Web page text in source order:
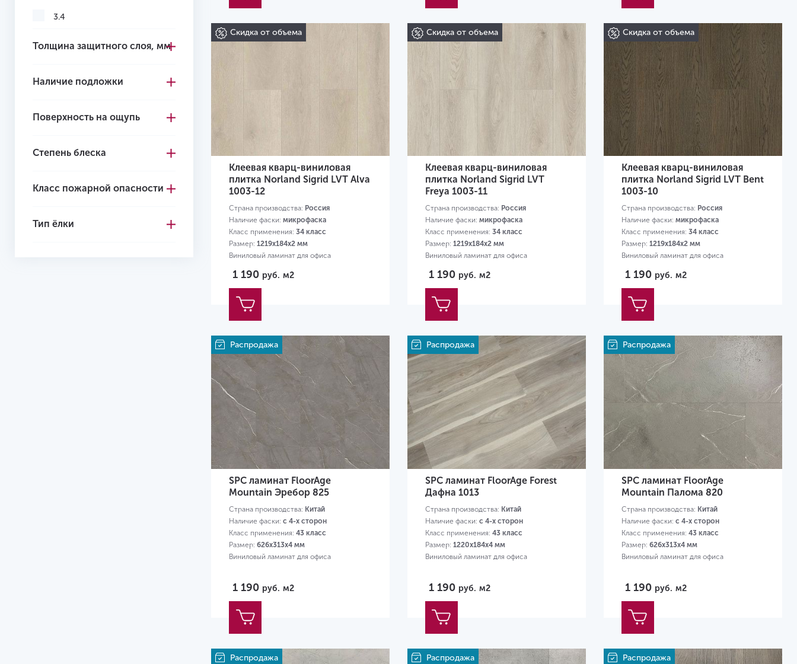
3.4
3.7
4+1
4.3
Толщина защитного слоя, мм
Наличие подложки
Поверхность на ощупь
Степень блеска
Класс пожарной опасности
Тип ёлки
Скидка от объема
Клеевая кварц-виниловая
плитка Norland Sigrid LVT Alva
1003-12
Страна производства: Россия
Наличие фаски: микрофаска
Класс применения: 34 класс
Размер: 1219х184х2 мм
Виниловый ламинат для офиса
1 190 руб. м2
Скидка от объема
Клеевая кварц-виниловая
плитка Norland Sigrid LVT
Freya 1003-11
Страна производства: Россия
Наличие фаски: микрофаска
Класс применения: 34 класс
Размер: 1219х184х2 мм
Виниловый ламинат для офиса
1 190 руб. м2
Скидка от объема
Клеевая кварц-виниловая
плитка Norland Sigrid LVT Bent
1003-10
Страна производства: Россия
Наличие фаски: микрофаска
Класс применения: 34 класс
Размер: 1219х184х2 мм
Виниловый ламинат для офиса
1 190 руб. м2
Распродажа
SPC ламинат FloorAge
Mountain Эребор 825
Страна производства: Китай
Наличие фаски: с 4-х сторон
Класс применения: 43 класс
Размер: 626х313х4 мм
Виниловый ламинат для офиса
1 190 руб. м2
Распродажа
SPC ламинат FloorAge Forest
Дафна 1013
Страна производства: Китай
Наличие фаски: с 4-х сторон
Класс применения: 43 класс
Размер: 1220х184х4 мм
Виниловый ламинат для офиса
1 190 руб. м2
Распродажа
SPC ламинат FloorAge
Mountain Палома 820
Страна производства: Китай
Наличие фаски: с 4-х сторон
Класс применения: 43 класс
Размер: 626х313х4 мм
Виниловый ламинат для офиса
1 190 руб. м2
Распродажа Распродажа Распродажа